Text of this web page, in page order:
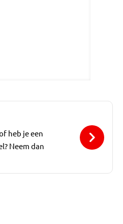
heb je een
Neem dan